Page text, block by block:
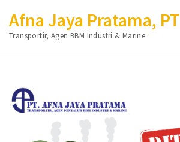
ke
konten
(Tekan
Afna Jaya Pratama, PT
Transportir, Agen BBM Industri & Marine